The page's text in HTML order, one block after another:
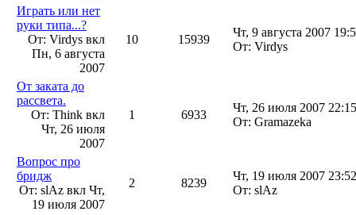
Играть или нет
руки типа...?
От: Virdys вкл
Пн, 6 августа
2007
10 15939
Чт, 9 августа 2007
От: Virdys
От заката до
рассвета.
От: Think вкл
Чт, 26 июля
2007
1 6933
Чт, 26 июля 2007 22:15
От: Gramazeka
Вопрос про
бридж
От: slAz вкл Чт,
19 июля 2007
2 8239
Чт, 19 июля 2007 23:52
От: slAz